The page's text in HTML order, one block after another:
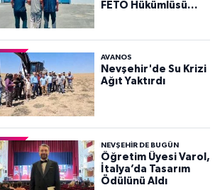
FETÖ Hükümlüsü
AVANOS
Nevşehir'de Su Krizi
Ağıt Yaktırdı
NEVŞEHIR DE BUGÜN
Öğretim Üyesi Varol,
İtalya’da Tasarım
Ödülünü Aldı